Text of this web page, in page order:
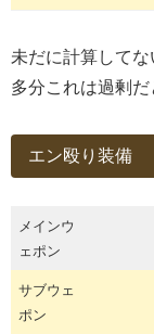
未だに計算してな
多分これは過剰だ
エン殴り装備
メインウ
ェポン
サブウェ
ポン